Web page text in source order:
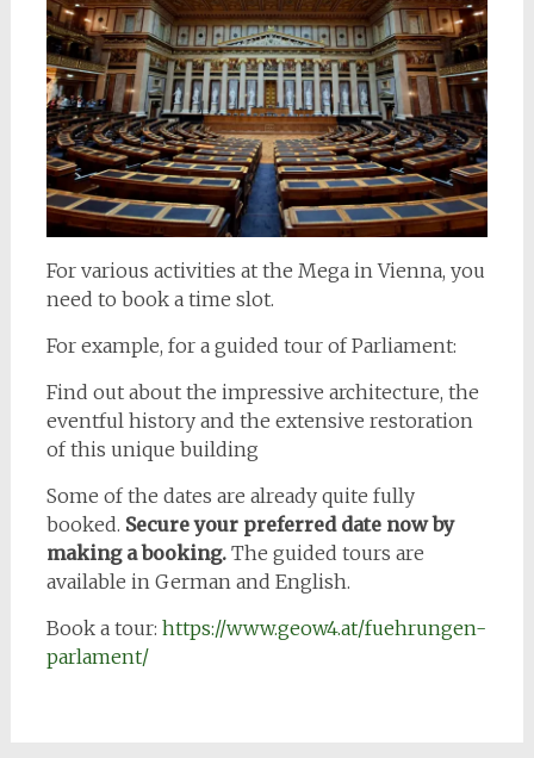
For various activities at the Mega in Vienna, you
need to book a time slot.
For example, for a guided tour of Parliament:
Find out about the impressive architecture, the
eventful history and the extensive restoration
of this unique building
Some of the dates are already quite fully
booked. Secure your preferred date now by
making a booking. The guided tours are
available in German and English.
Book a tour: https://www.geow4.at/fuehrungen-
parlament/